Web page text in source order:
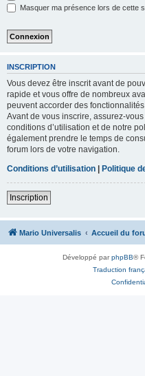
Masquer ma présence lors de cette
INSCRIPTION
Vous devez être inscrit avant de
rapide et vous offre de nombreux
peuvent accorder des
Avant de vous inscrire, assurez-
conditions d’utilisation et de notre
également prendre le temps de
forum lors de votre navigation.
Conditions d’utilisation | Politique
Inscription
Mario Universalis Accueil du
Développé parphpBB®
Traduction